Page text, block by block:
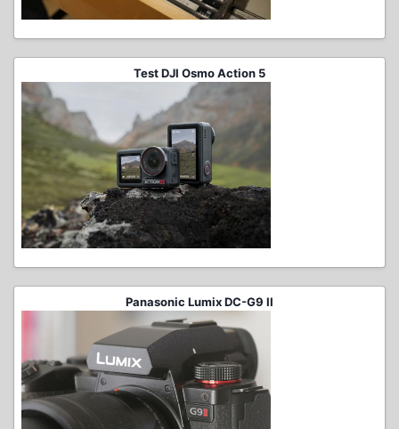
Test DJI Osmo Action 5
Panasonic Lumix DC-G9 II